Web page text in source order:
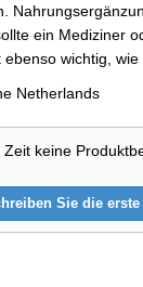
ein Mediziner
wichtig, wie
Netherlands
Zeit keine
Sie die erste